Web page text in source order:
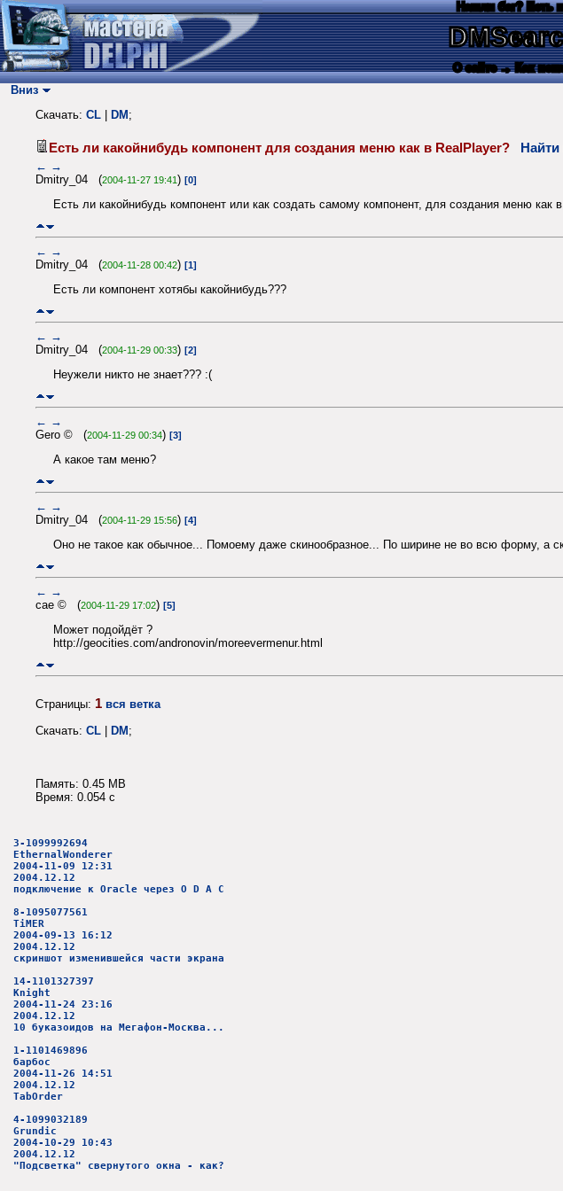
Нашли баг? Есть
О сайте → Как
Вниз
Скачать: CL DM ;
Есть ли какойнибудь компонент для создания меню как в RealPlayer?
← →
Dmitry_04 (2004-11-27 19:41) [0]
Есть ли какойнибудь компонент или как создать самому компонент, для создания меню как
← →
Dmitry_04 (2004-11-28 00:42) [1]
Есть ли компонент хотябы какойнибудь???
← →
Dmitry_04 (2004-11-29 00:33) [2]
Неужели никто не знает??? :(
← →
Gero © (2004-11-29 00:34) [3]
А какое там меню?
← →
Dmitry_04 (2004-11-29 15:56) [4]
Оно не такое как обычное... Помоему даже скинообразное... По ширине не во всю форму, а
← →
cae © (2004-11-29 17:02) [5]
Может подойдёт ?
http://geocities.com/andronovin/moreevermenur.html
Страницы: 1 вся ветка
Скачать: CL | DM;
Память: 0.45 MB
Время: 0.054 c
3-1099992694
EthernalWonderer
2004-11-09 12:31
2004.12.12
подключение к Oracle через O D A C
8-1095077561
TiMER
2004-09-13 16:12
2004.12.12
скриншот изменившейся части экрана
14-1101327397
Knight
2004-11-24 23:16
2004.12.12
10 буказоидов на Мегафон-Москва...
1-1101469896
барбос
2004-11-26 14:51
2004.12.12
TabOrder
4-1099032189
Grundic
2004-10-29 10:43
2004.12.12
"Подсветка" свернутого окна - как?